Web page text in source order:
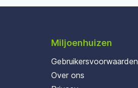
Miljoenhuizen
Gebruikersvoorwaarden
Over ons